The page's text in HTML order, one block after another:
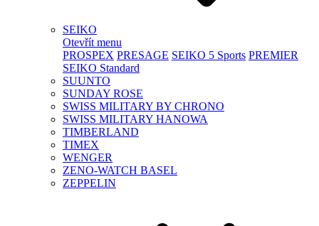
SEIKO
Otevřít menu
PROSPEX PRESAGE SEIKO 5 Sports PREMIER
SEIKO Standard
SUUNTO
SUNDAY ROSE
SWISS MILITARY BY CHRONO
SWISS MILITARY HANOWA
TIMBERLAND
TIMEX
WENGER
ZENO-WATCH BASEL
ZEPPELIN